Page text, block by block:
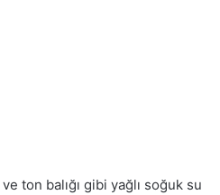
ton balığı gibi yağlı soğuk su